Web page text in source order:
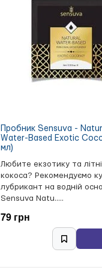
Пробник Sensuva -
Water-Based Exotic
мл)
Любите екзотику та
кокоса? Рекомендуємо
лубрикант на водній
Sensuva Natu.....
79 грн